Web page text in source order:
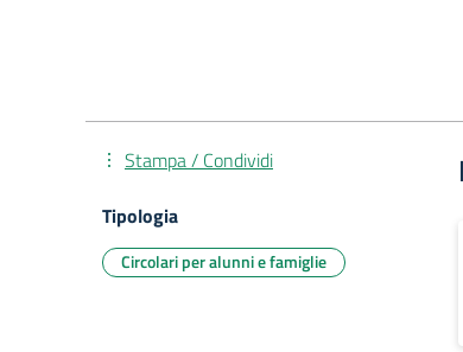
Stampa / Condividi
Tipologia
Circolari per alunni e famiglie